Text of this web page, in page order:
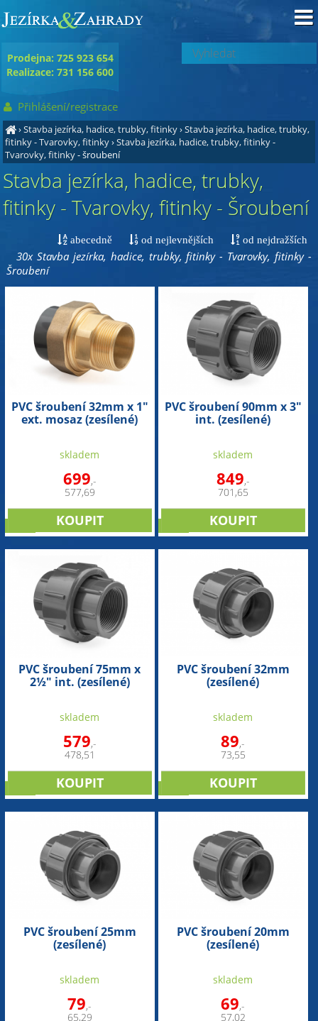
›Stavba jezírka, hadice, trubky, fitinky›Stavba jezírka, hadice, trubky,
fitinky - Tvarovky, fitinky›Stavba jezírka, hadice, trubky, fitinky -
Tvarovky, fitinky- šroubení
Stavba jezírka, hadice, trubky,
fitinky - Tvarovky, fitinky - Šroubení
abecedně od nejlevnějších od nejdražších
30x Stavba jezírka, hadice, trubky, fitinky - Tvarovky, fitinky -
Šroubení
PVC šroubení 32mm x 1"
ext. mosaz (zesílené)
skladem
699,-
577,69
PVC šroubení 90mm x 3"
int. (zesílené)
skladem
849,-
701,65
PVC šroubení 75mm x
2½" int. (zesílené)
skladem
579,-
478,51
PVC šroubení 32mm
(zesílené)
skladem
89,-
73,55
PVC šroubení 25mm
(zesílené)
skladem
79,-
65,29
PVC šroubení 20mm
(zesílené)
skladem
69,-
57,02
Prodejna: 725 923 654
Realizace: 731 156 600
Přihlášení/registrace